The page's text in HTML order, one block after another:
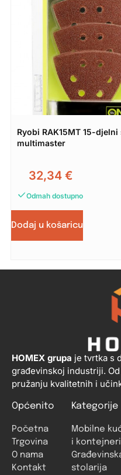
Ryobi RAK15MT 15-
multimaster
32,34 €
Odmah dostupno
Dodaj u košaricu
HOMEX grupa je tvrtka s
građevinskoj industriji.
pružanju kvalitetnih i
Općenito
Početna
Trgovina
O nama
Kontakt
Kategorije
Mobilne
i kontejneri
stolarija